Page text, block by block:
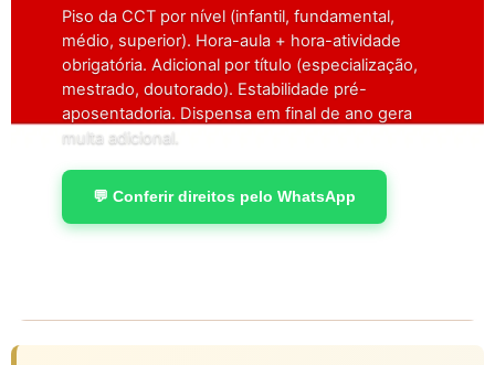
Piso da CCT por nível (infantil, fundamental,
médio, superior). Hora-aula + hora-atividade
obrigatória. Adicional por título (especialização,
mestrado, doutorado). Estabilidade pré-
aposentadoria. Dispensa em final de ano gera
multa adicional.
💬 Conferir direitos pelo WhatsApp